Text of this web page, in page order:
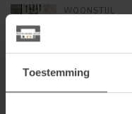
Toestemming
WOONSTIJL
ELEONORA
Eleonora